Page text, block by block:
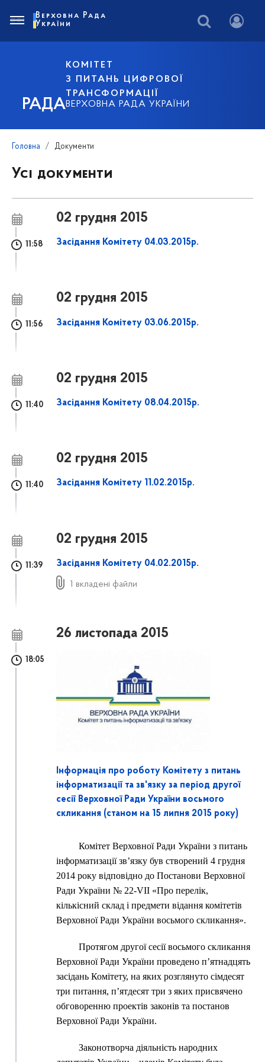
РАДА
КОМІТЕТ
З ПИТАНЬ ЦИФРОВОЇ
ТРАНСФОРМАЦІЇ
ВЕРХОВНА РАДА УКРАЇНИ
Верховна Рада
України
Головна Документи
Усі документи
02 грудня 2015
11:58 Засідання Комітету 04.03.2015р.
02 грудня 2015
11:56 Засідання Комітету 03.06.2015р.
02 грудня 2015
11:40 Засідання Комітету 08.04.2015р.
02 грудня 2015
11:40 Засідання Комітету 11.02.2015р.
02 грудня 2015
11:39 Засідання Комітету 04.02.2015р.
1 вкладені файли
26 листопада 2015
18:05
Інформація про роботу Комітету з питань
інформатизації та зв'язку за період другої
сесії Верховної Ради України восьмого
скликання (станом на 15 липня 2015 року)
Комітет Верховної Ради України з питань
інформатизації зв’язку був створений 4 грудня
2014 року відповідно до Постанови Верховної
Ради України № 22-VII «Про перелік,
кількісний склад і предмети відання комітетів
Верховної Ради України восьмого скликання».
Протягом другої сесії восьмого скликання
Верховної Ради України проведено п’ятнадцять
засідань Комітету, на яких розглянуто сімдесят
три питання, п’ятдесят три з яких присвячено
обговоренню проектів законів та постанов
Верховної Ради України.
Законотворча діяльність народних